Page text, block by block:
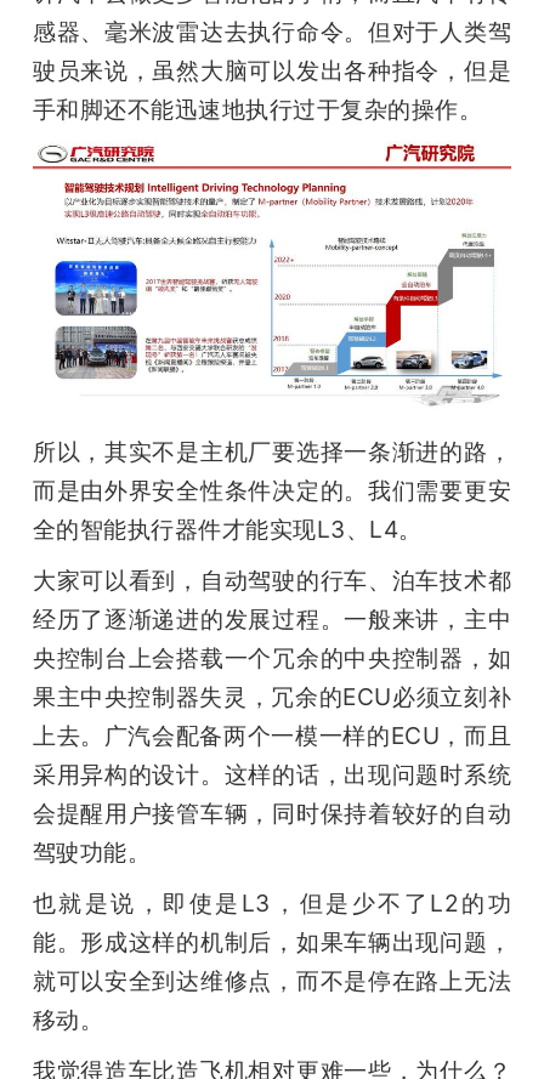
感器、毫米波雷达去执行命令。但对于人类驾
驶员来说，虽然大脑可以发出各种指令，但是
手和脚还不能迅速地执行过于复杂的操作。
所以，其实不是主机厂要选择一条渐进的路，
而是由外界安全性条件决定的。我们需要更安
全的智能执行器件才能实现L3、L4。
大家可以看到，自动驾驶的行车、泊车技术都
经历了逐渐递进的发展过程。一般来讲，主中
央控制台上会搭载一个冗余的中央控制器，如
果主中央控制器失灵，冗余的ECU必须立刻补
上去。广汽会配备两个一模一样的ECU，而且
采用异构的设计。这样的话，出现问题时系统
会提醒用户接管车辆，同时保持着较好的自动
驾驶功能。
也就是说，即使是L3，但是少不了L2的功
能。形成这样的机制后，如果车辆出现问题，
就可以安全到达维修点，而不是停在路上无法
移动。
我觉得造车比造飞机相对更难一些，为什么？